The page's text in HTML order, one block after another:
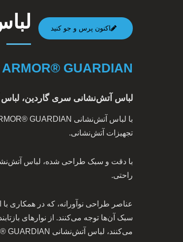
اکنون پرس و جو کنید
ARMOR® GUARDIAN
لباس آتش‌نشانی سری گاردین،
تجهیزات آتش‌نشانی.
راحتی.
عناصر طراحی نوآورانه، که در همکاری
سبک آن‌ها توجه می‌کنند. از نوارهای
می‌کنند، لباس آتش‌نشانی SUPER ARMOR® GUARDIAN به اندازه‌ای که کارایی دارد، از نظر بصری نیز جذاب است.